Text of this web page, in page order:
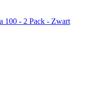
100 - 2 Pack - Zwart